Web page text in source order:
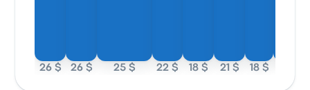
26 $ 26 $ 25 $ 22 $ 18 $ 21 $ 18 $